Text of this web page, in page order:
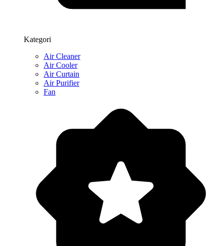
Kategori
Air Cleaner
Air Cooler
Air Curtain
Air Purifier
Fan